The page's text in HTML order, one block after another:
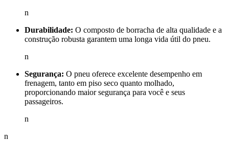
n
Durabilidade: O composto de borracha de alta qualidade e a
construção robusta garantem uma longa vida útil do pneu.
n
Segurança: O pneu oferece excelente desempenho em
frenagem, tanto em piso seco quanto molhado,
proporcionando maior segurança para você e seus
passageiros.
n
n